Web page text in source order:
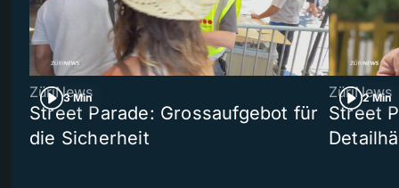
3 Min
ZüriNews
Street Parade: Grossaufgebot für
die Sicherheit
2 Min
ZüriNews
Street